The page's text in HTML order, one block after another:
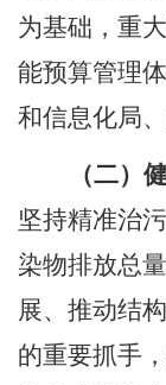
为基础，重
能预算管理体
和信息化局
（二）
坚持精准治
染物排放总
展、推动结
的重要抓手